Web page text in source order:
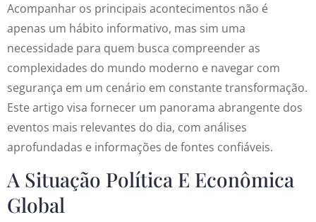
Acompanhar os principais acontecimentos não é
apenas um hábito informativo, mas sim uma
necessidade para quem busca compreender as
complexidades do mundo moderno e navegar com
segurança em um cenário em constante transformação.
Este artigo visa fornecer um panorama abrangente dos
eventos mais relevantes do dia, com análises
aprofundadas e informações de fontes confiáveis.
A Situação Política E Econômica
Global